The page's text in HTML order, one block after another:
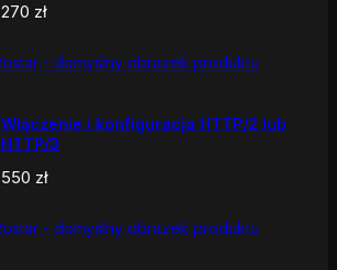
270 zł
Włączenie i konfiguracja HTTP/2 lub
HTTP/3
550 zł